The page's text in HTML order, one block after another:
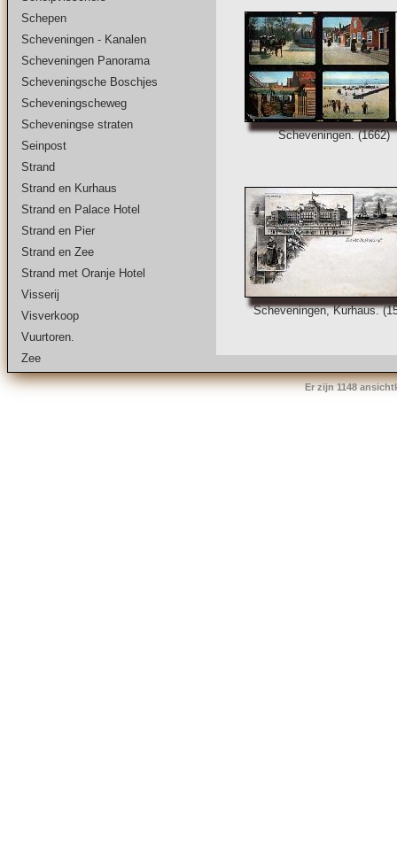
Schepen
Scheveningen - Kanalen
Scheveningen Panorama
Scheveningsche Boschjes
Scheveningscheweg
Scheveningse straten
Seinpost
Strand
Strand en Kurhaus
Strand en Palace Hotel
Strand en Pier
Strand en Zee
Strand met Oranje Hotel
Visserij
Visverkoop
Vuurtoren.
Zee
Scheveningen. (1662)
Scheveningen, Kurhaus.
Er zijn 1148